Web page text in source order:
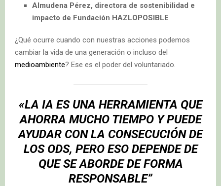
Almudena Pérez, directora de sostenibilidad e
impacto de Fundación HAZLOPOSIBLE
¿Qué ocurre cuando con nuestras acciones podemos
cambiar la vida de una generación o incluso del
medioambiente? Ese es el poder del voluntariado.
«LA IA ES UNA HERRAMIENTA QUE
AHORRA MUCHO TIEMPO Y PUEDE
AYUDAR CON LA CONSECUCIÓN DE
LOS ODS, PERO ESO DEPENDE DE
QUE SE ABORDE DE FORMA
RESPONSABLE”